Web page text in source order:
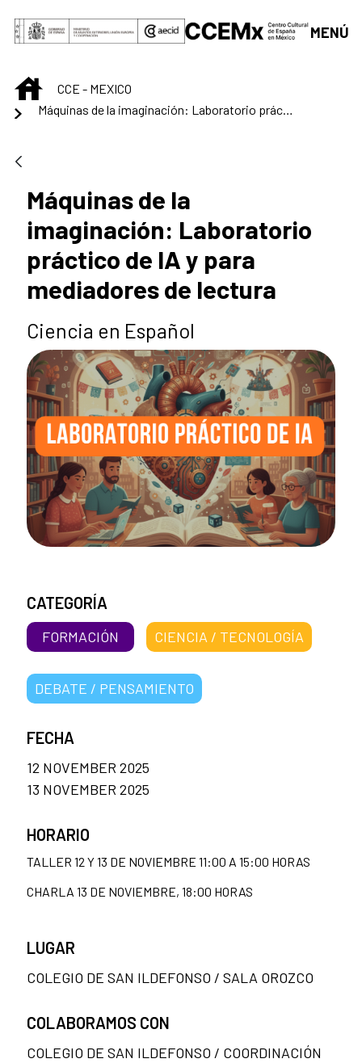
Skip to Main Content
MENÚ
INICIOCCE - MEXICO
Máquinas de la imaginación: Laboratorio práctico de IA y para mediadores de lectura.
Máquinas de la
imaginación: Laboratorio
práctico de IA y para
mediadores de lectura
Ciencia en Español
CATEGORÍA
FORMACIÓN CIENCIA / TECNOLOGÍA
DEBATE / PENSAMIENTO
FECHA
12 NOVEMBER 2025
13 NOVEMBER 2025
HORARIO
TALLER 12 Y 13 DE NOVIEMBRE 11:00 A 15:00 HORAS
CHARLA 13 DE NOVIEMBRE, 18:00 HORAS
LUGAR
COLEGIO DE SAN ILDEFONSO / SALA OROZCO
COLABORAMOS CON
COLEGIO DE SAN ILDEFONSO / COORDINACIÓN